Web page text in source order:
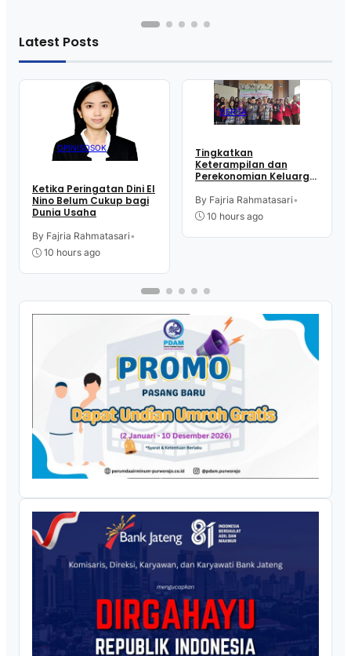
Latest Posts
OPINISOSOK
Ketika Peringatan Dini El
Nino Belum Cukup bagi
Dunia Usaha
By Fajria Rahmatasari•
10 hours ago
BERITA
Tingkatkan
Keterampilan dan
Perekonomian Keluarga,
Kelurahan Purworejo
Ikut Pelatihan Menjahit
By Fajria Rahmatasari•
10 hours ago